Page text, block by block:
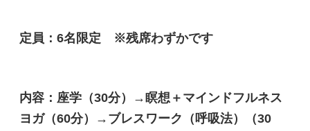
定員：6名限定 ※残席わずかです
内容：座学（30分）→瞑想＋マインドフルネス
ヨガ（60分）→ブレスワーク（呼吸法）（30